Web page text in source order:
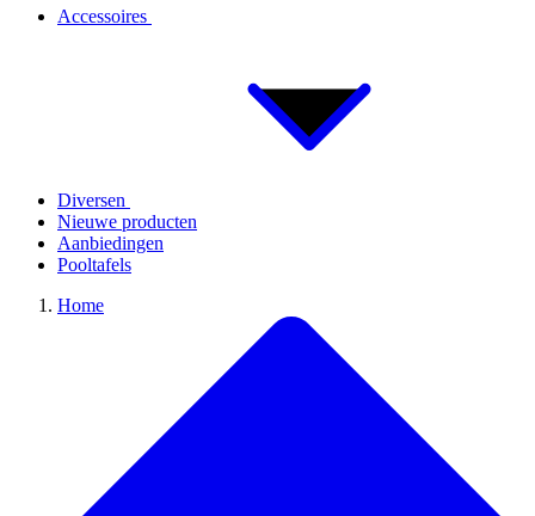
Accessoires
Diversen
Nieuwe producten
Aanbiedingen
Pooltafels
Home